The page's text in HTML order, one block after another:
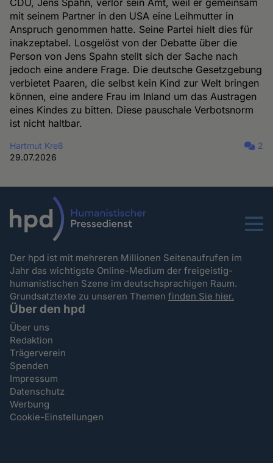
CDU, Jens Spahn, verlor sein Amt, weil er gemeinsam
mit seinem Partner in den USA eine Leihmutter in
Anspruch genommen hatte. Seine Partei hielt dies für
inakzeptabel. Losgelöst von der Debatte über die
Person von Jens Spahn stellt sich der Sache nach
jedoch eine andere Frage. Die deutsche Gesetzgebung
verbietet Paaren, die selbst kein Kind zur Welt bringen
können, eine andere Frau im Inland um das Austragen
eines Kindes zu bitten. Diese pauschale Verbotsnorm
ist nicht haltbar.
Hartmut Kreß
29.07.2026
2
Menu
Der hpd ist mit mehreren Millionen Seitenaufrufen im
Jahr das wichtigste Online-Medium der freigeistig-
humanistischen Szene im deutschsprachigen Raum.
Grundsatztexte zu unseren Themenfinden Sie hier.
Über den hpd
Über uns
Redaktion
Trägerverein
Spenden
Impressum
Datenschutz
Werbung
Cookie-Einstellungen